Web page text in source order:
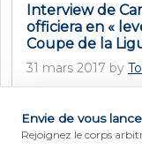
Interview de
officiera en «
Coupe de la
31 mars 2017 by
choisis pour
aura lieu samedi
Envie de vous
Rejoignez le corps